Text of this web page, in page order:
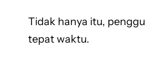
Tidak hanya itu,
tepat waktu.